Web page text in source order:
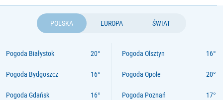
POLSKA EUROPA ŚWIAT
Pogoda Białystok
Pogoda Bydgoszcz
Pogoda Gdańsk
Pogoda Olsztyn
Pogoda Opole
Pogoda Poznań